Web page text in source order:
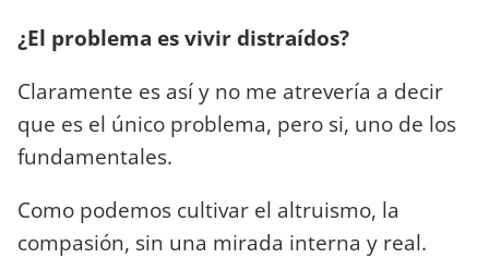
¿El problema es vivir distraídos?
Claramente es así y no me atrevería a decir
que es el único problema, pero si, uno de los
fundamentales.
Como podemos cultivar el altruismo, la
compasión, sin una mirada interna y real.